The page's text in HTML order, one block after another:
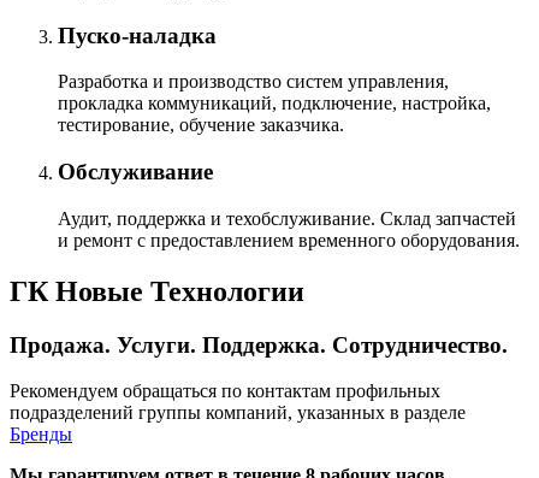
Пуско-наладка
Разработка и производство систем управления,
прокладка коммуникаций, подключение, настройка,
тестирование, обучение заказчика.
Обслуживание
Аудит, поддержка и техобслуживание. Склад запчастей
и ремонт с предоставлением временного оборудования.
ГК Новые Технологии
Продажа. Услуги. Поддержка. Сотрудничество.
Рекомендуем обращаться по контактам профильных
подразделений группы компаний, указанных в разделе
Бренды